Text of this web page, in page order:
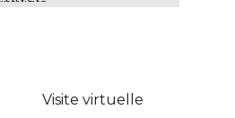
Visite virtuelle